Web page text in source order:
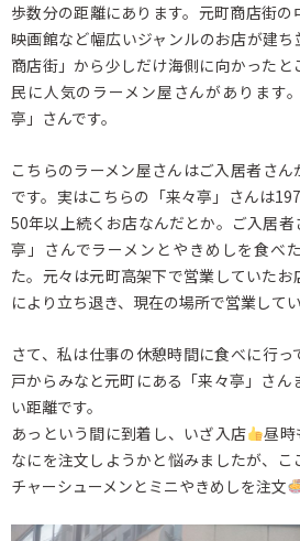
歩数分の距離にあります。元町商店街の
映画館など幅広いジャンルのお店が建
商店街」から少しだけ海側に向かった
民に人気のラーメン屋さんがあります
亭」さんです。
こちらのラーメン屋さんはご入居者さ
です。実はこちらの「来々亭」さんは
50年以上続くお店なんだとか。ご入居
亭」さんでラーメンとやきめしを食べ
た。元々は元町高架下で営業していた
により立ち退き、現在の場所で営業してい
さて、私は仕事の休憩時間に食べに行
戸からみなと元町にある「来々亭」さん
い距離です。
あっという間に到着し、いざ入店
昼時
なにを注文しようかと悩みましたが、
チャーシューメンとミニやきめしを注文